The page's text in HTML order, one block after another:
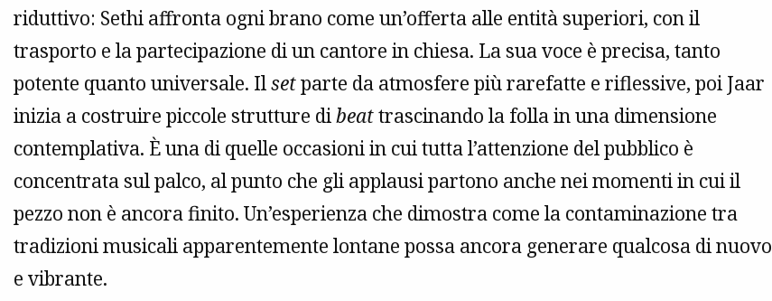
riduttivo: Sethi affronta ogni brano come un’offerta alle entità superiori, con il
trasporto e la partecipazione di un cantore in chiesa. La sua voce è precisa, tanto
potente quanto universale. Ilsetparte da atmosfere più rarefatte e riflessive, poi Jaar
inizia a costruire piccole strutture dibeattrascinando la folla in una dimensione
contemplativa. È una di quelle occasioni in cui tutta l’attenzione del pubblico è
concentrata sul palco, al punto che gli applausi partono anche nei momenti in cui il
pezzo non è ancora finito. Un’esperienza che dimostra come la contaminazione tra
tradizioni musicali apparentemente lontane possa ancora generare qualcosa di nuovo
e vibrante.